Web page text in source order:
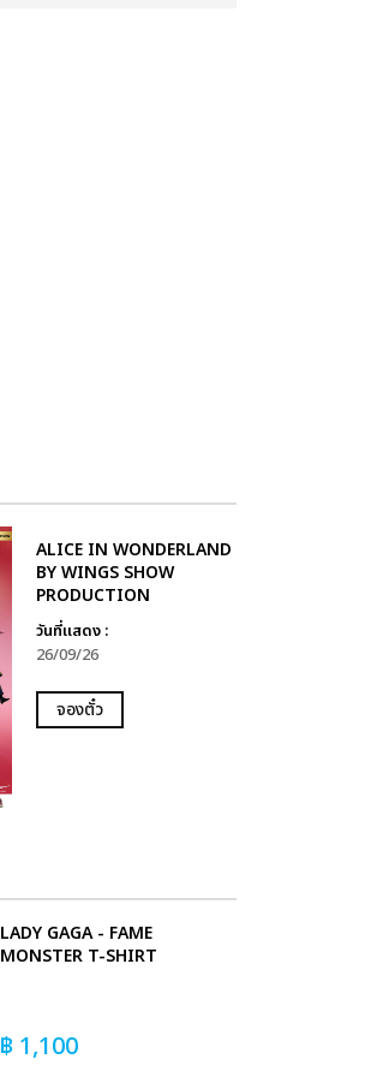
ALICE IN WONDERLAND
BY WINGS SHOW
PRODUCTION
วันที่แสดง :
26/09/26
จองตั๋ว
LADY GAGA - FAME
MONSTER T-SHIRT
฿ 1,100